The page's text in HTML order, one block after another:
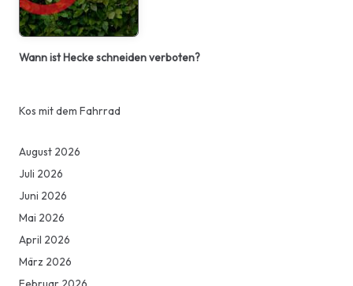
Wann ist Hecke schneiden verboten?
Kos mit dem Fahrrad
August 2026
Juli 2026
Juni 2026
Mai 2026
April 2026
März 2026